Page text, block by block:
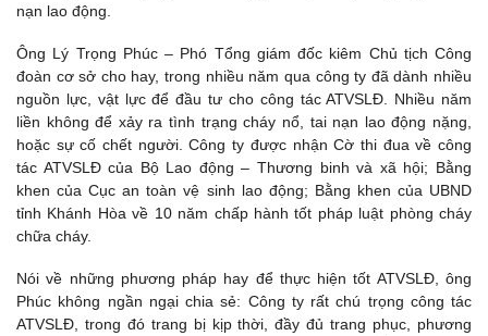
nạn lao động.
Ông Lý Trọng Phúc – Phó Tổng giám đốc kiêm Chủ tịch Công
đoàn cơ sở cho hay, trong nhiều năm qua công ty đã dành nhiều
nguồn lực, vật lực để đầu tư cho công tác ATVSLĐ. Nhiều năm
liền không để xảy ra tình trạng cháy nổ, tai nạn lao động nặng,
hoặc sự cố chết người. Công ty được nhận Cờ thi đua về công
tác ATVSLĐ của Bộ Lao động – Thương binh và xã hội; Bằng
khen của Cục an toàn vệ sinh lao động; Bằng khen của UBND
tỉnh Khánh Hòa về 10 năm chấp hành tốt pháp luật phòng cháy
chữa cháy.
Nói về những phương pháp hay để thực hiện tốt ATVSLĐ, ông
Phúc không ngần ngại chia sẻ: Công ty rất chú trọng công tác
ATVSLĐ, trong đó trang bị kịp thời, đầy đủ trang phục, phương